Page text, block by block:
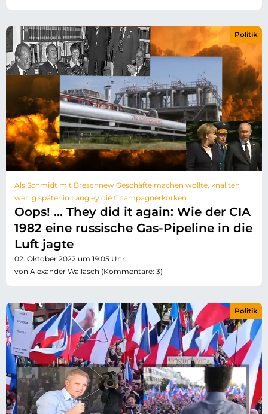
Als Schmidt mit Breschnew Geschäfte machen wollte, knallten
wenig später in Langley die Champagnerkorken
Oops! … They did it again: Wie der CIA
1982 eine russische Gas-Pipeline in die
Luft jagte
02. Oktober 2022 um 19:05 Uhr
von Alexander Wallasch (Kommentare: 3)
Politik
Politik